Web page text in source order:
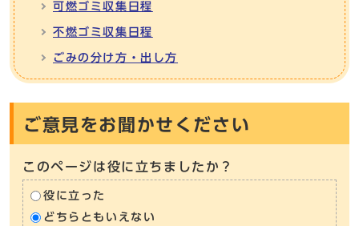
可燃ゴミ収集日程
不燃ゴミ収集日程
ごみの分け方・出し方
ご意見をお聞かせください
このページは役に立ちましたか？
役に立った
どちらともいえない